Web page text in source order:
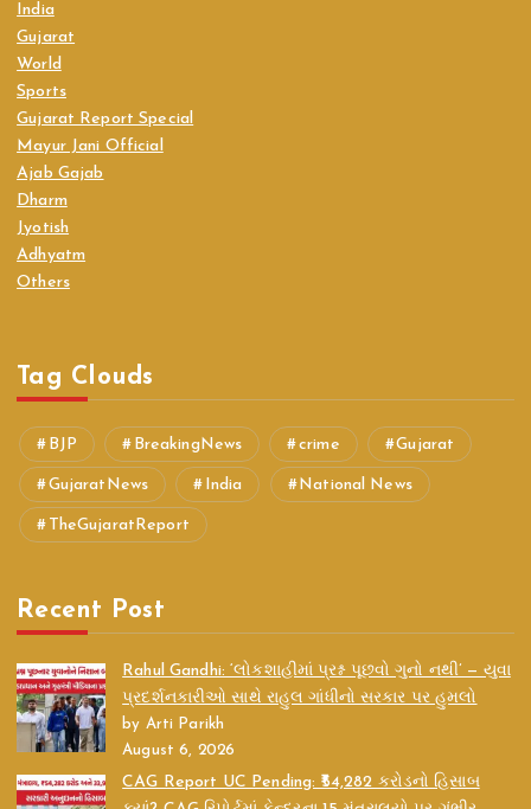
India
Gujarat
World
Sports
Gujarat Report Special
Mayur Jani Official
Ajab Gajab
Dharm
Jyotish
Adhyatm
Others
Tag Clouds
BJP BreakingNews crime Gujarat
GujaratNews India National News
TheGujaratReport
Recent Post
Rahul Gandhi: ‘લોકશાહીમાં પ્રશ્ન પૂછવો ગુનો નથી’ — યુવા
પ્રદર્શનકારીઓ સાથે રાહુલ ગાંધીનો સરકાર પર હુમલો
by Arti Parikh
August 6, 2026
CAG Report UC Pending: ₹54,282 કરોડનો હિસાબ